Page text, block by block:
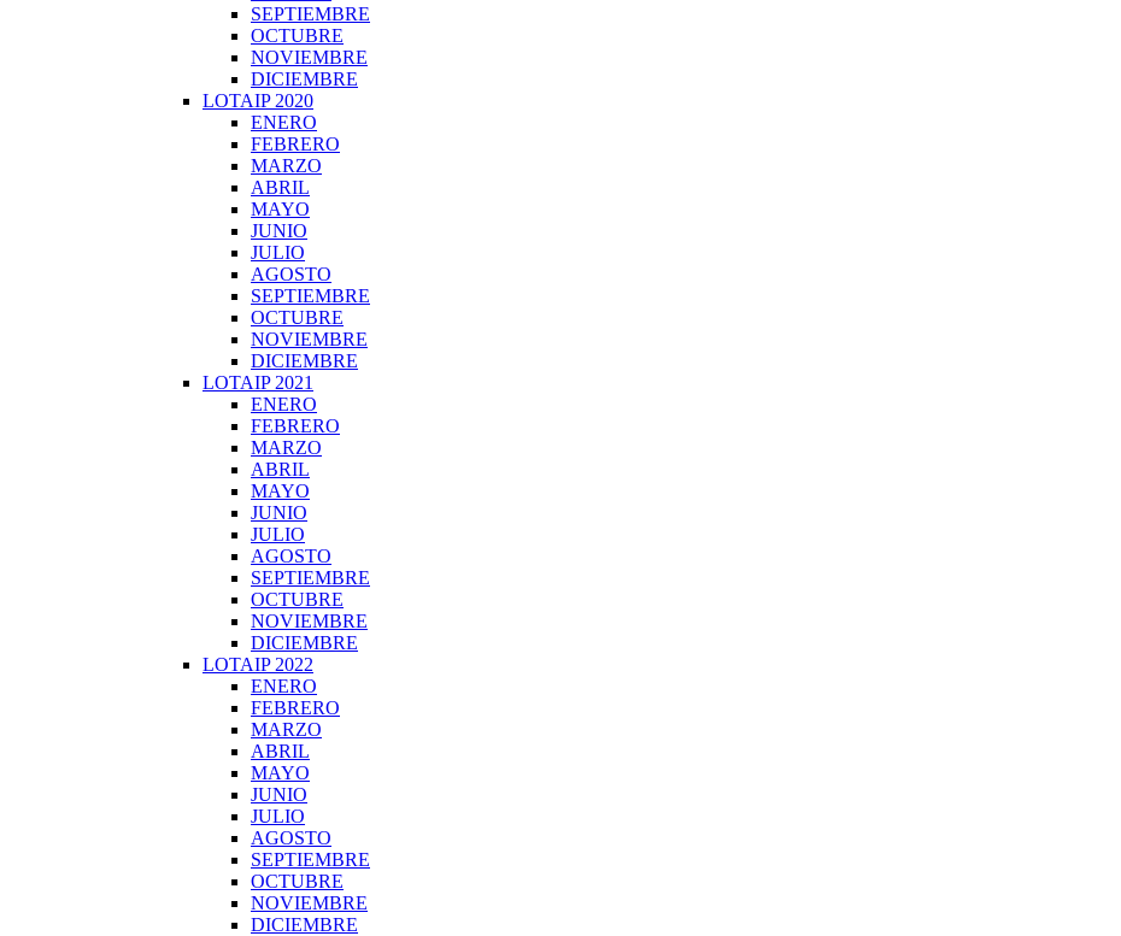
SEPTIEMBRE
OCTUBRE
NOVIEMBRE
DICIEMBRE
LOTAIP 2020
ENERO
FEBRERO
MARZO
ABRIL
MAYO
JUNIO
JULIO
AGOSTO
SEPTIEMBRE
OCTUBRE
NOVIEMBRE
DICIEMBRE
LOTAIP 2021
ENERO
FEBRERO
MARZO
ABRIL
MAYO
JUNIO
JULIO
AGOSTO
SEPTIEMBRE
OCTUBRE
NOVIEMBRE
DICIEMBRE
LOTAIP 2022
ENERO
FEBRERO
MARZO
ABRIL
MAYO
JUNIO
JULIO
AGOSTO
SEPTIEMBRE
OCTUBRE
NOVIEMBRE
DICIEMBRE